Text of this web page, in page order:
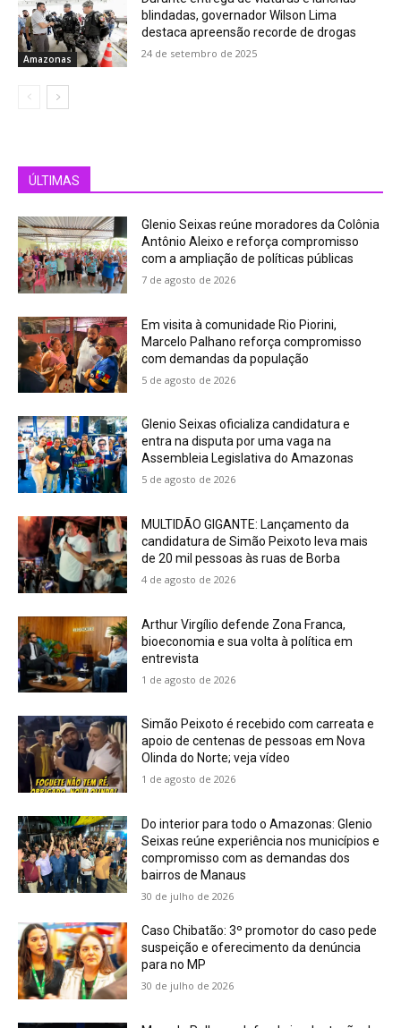
Amazonas
blindadas, governador Wilson Lima
destaca apreensão recorde de drogas
24 de setembro de 2025
ÚLTIMAS
Glenio Seixas reúne moradores da Colônia
Antônio Aleixo e reforça compromisso
com a ampliação de políticas públicas
7 de agosto de 2026
Em visita à comunidade Rio Piorini,
Marcelo Palhano reforça compromisso
com demandas da população
5 de agosto de 2026
Glenio Seixas oficializa candidatura e
entra na disputa por uma vaga na
Assembleia Legislativa do Amazonas
5 de agosto de 2026
MULTIDÃO GIGANTE: Lançamento da
candidatura de Simão Peixoto leva mais
de 20 mil pessoas às ruas de Borba
4 de agosto de 2026
Arthur Virgílio defende Zona Franca,
bioeconomia e sua volta à política em
entrevista
1 de agosto de 2026
Simão Peixoto é recebido com carreata e
apoio de centenas de pessoas em Nova
Olinda do Norte; veja vídeo
1 de agosto de 2026
Do interior para todo o Amazonas: Glenio
Seixas reúne experiência nos municípios e
compromisso com as demandas dos
bairros de Manaus
30 de julho de 2026
Caso Chibatão: 3º promotor do caso pede
suspeição e oferecimento da denúncia
para no MP
30 de julho de 2026